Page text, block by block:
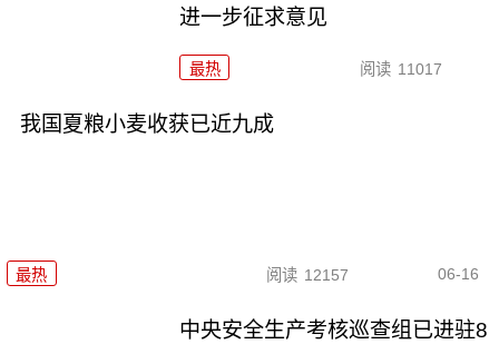
进一步征求意见
最热 阅读 11017
我国夏粮小麦收获已近九成
最热 阅读 12157 06-16
中央安全生产考核巡查组已进驻8